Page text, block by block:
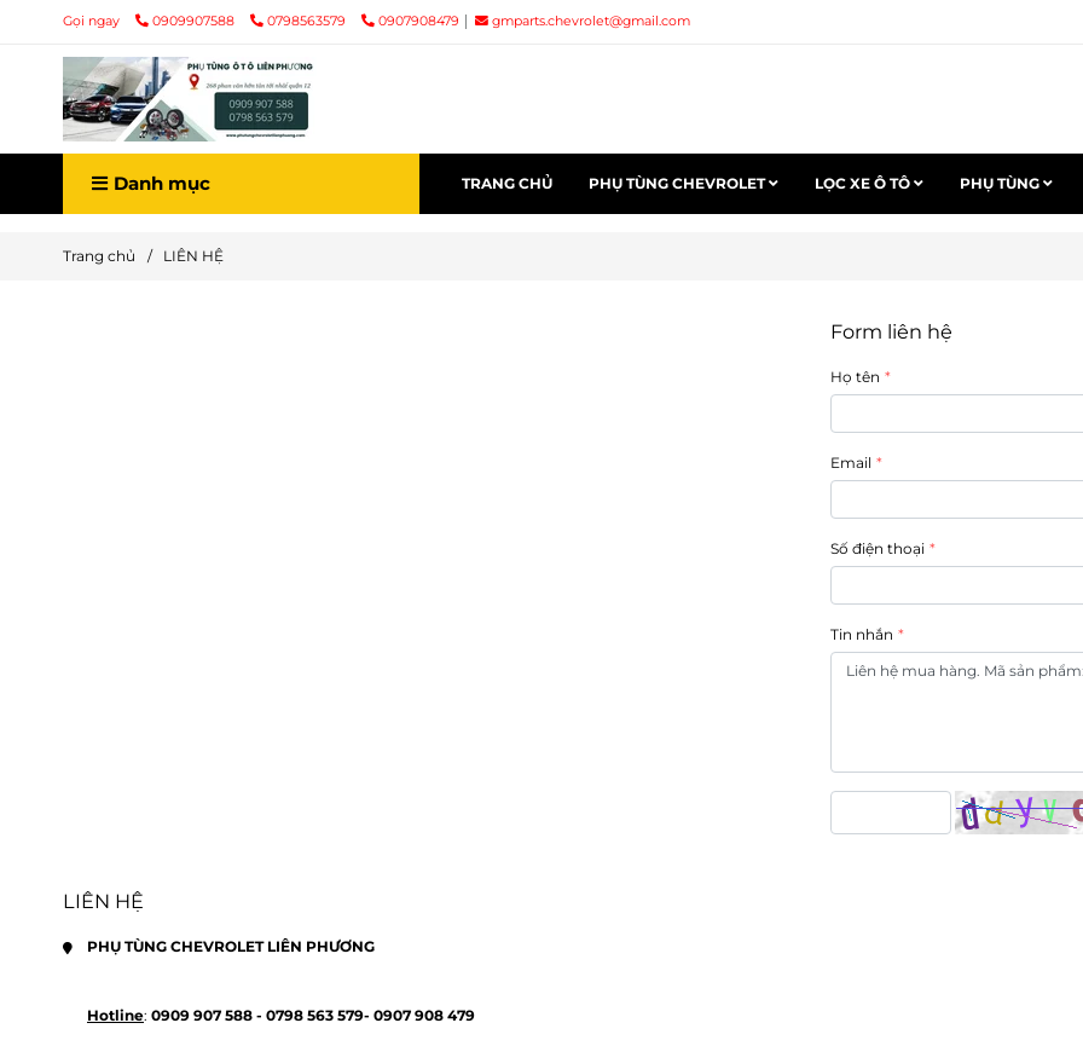
Gọi ngay 0909907588 0798563579 0907908479 gmparts.chevrolet@gmail.com
Danh mục TRANG CHỦ PHỤ TÙNG CHEVROLET LỌC XE Ô TÔ PHỤ TÙNG
Trang chủ / LIÊN HỆ
LIÊN HỆ
PHỤ TÙNG CHEVROLET LIÊN PHƯƠNG
Hotline: 0909 907 588 - 0798 563 579- 0907 908 479
Form liên hệ
Họ tên
Email
Số điện thoại
Tin nhắn